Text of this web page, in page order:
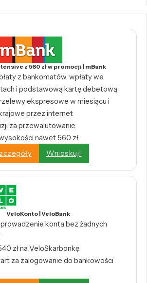
z 560 zł w promocji | mBank
z bankomatów, wpłaty we
i podstawową kartę debetową
ekspresowe w miesiącu i
przez internet
za przewalutowanie
nawet 560 zł
Wnioskuj!
VeloKonto | VeloBank
konta bez żadnych
zł na VeloSkarbonkę
za zalogowanie do bankowości